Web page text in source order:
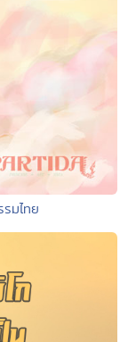
มไทย